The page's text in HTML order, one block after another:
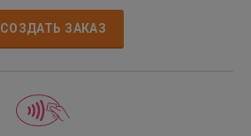
СОЗДАТЬ ЗАКАЗ